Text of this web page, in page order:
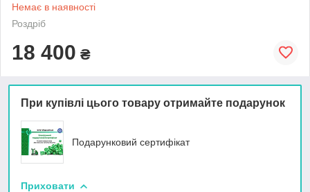
Немає в наявності
Роздріб
18 400 ₴
При купівлі цього товару отримайте подарунок
Подарунковий сертифікат
Приховати